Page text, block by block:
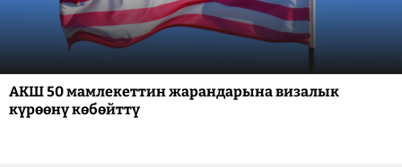
АКШ 50 мамлекеттин жарандарына визалык
күрөөнү көбөйттү